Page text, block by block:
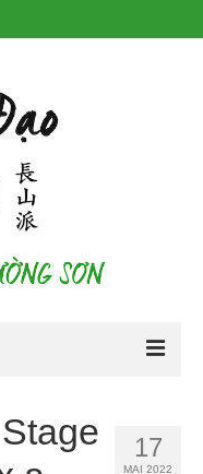
17
MAI 2022